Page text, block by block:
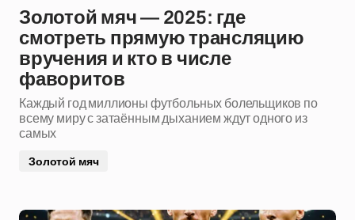
Золотой мяч — 2025: где
смотреть прямую трансляцию
вручения и кто в числе
фаворитов
Каждый год миллионы футбольных болельщиков по
всему миру с затаённым дыханием ждут одного из
самых
Золотой мяч